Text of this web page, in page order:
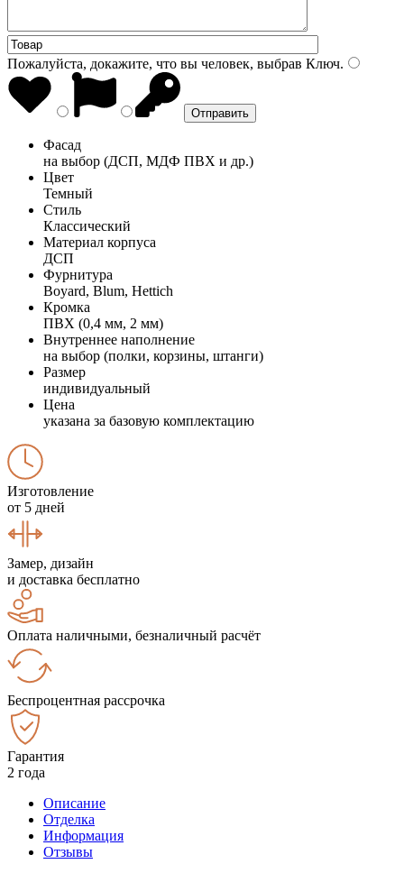
Пожалуйста, докажите, что вы человек, выбрав Ключ.
Фасад
на выбор (ДСП, МДФ ПВХ и др.)
Цвет
Темный
Стиль
Классический
Материал корпуса
ДСП
Фурнитура
Boyard, Blum, Hettich
Кромка
ПВХ (0,4 мм, 2 мм)
Внутреннее наполнение
на выбор (полки, корзины, штанги)
Размер
индивидуальный
Цена
указана за базовую комплектацию
Изготовление
от 5 дней
Замер, дизайн
и доставка бесплатно
Оплата наличными, безналичный расчёт
Беспроцентная рассрочка
Гарантия
2 года
Описание
Отделка
Информация
Отзывы